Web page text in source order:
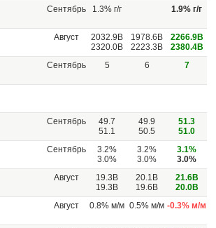
Сентябрь 1.3% г/г 1.9% г/г
Август
2032.9В
2320.0В
1978.6В
2223.3В
2266.9B
2380.4В
Сентябрь 5 6 7
Сентябрь
49.7
51.1
49.9
50.5
51.3
51.0
Сентябрь
3.2%
3.0%
3.2%
3.0%
3.1%
3.0%
Август
19.3В
19.3В
20.1B
19.6В
21.6B
20.0В
Август 0.8% м/м 0.5% м/м -0.3% м/м